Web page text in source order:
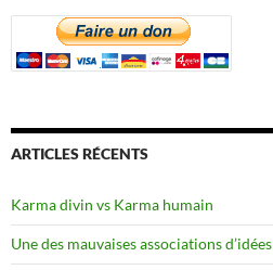
ARTICLES RÉCENTS
Karma divin vs Karma humain
Une des mauvaises associations d’idées